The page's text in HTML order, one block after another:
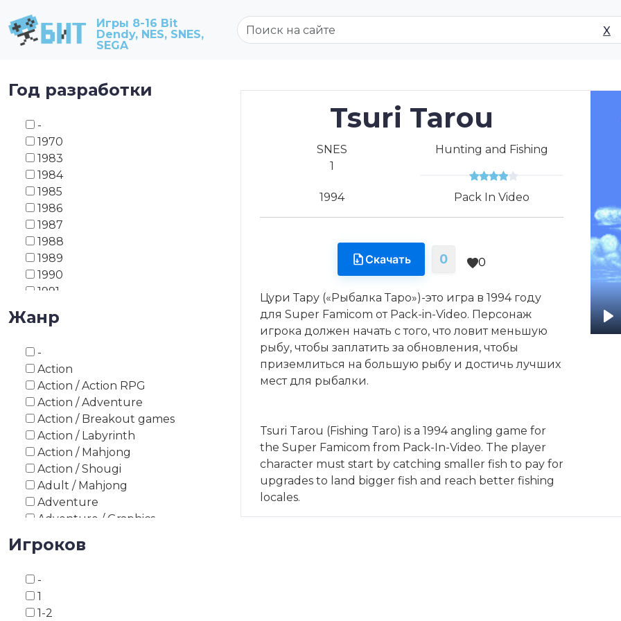
Игры 8-16 Bit
Dendy, NES, SNES,
SEGA
X
Год разработки
-
1970
1983
1984
1985
1986
1987
1988
1989
1990
1991
1993
1995
1996
1997
1998
1999
2000
2003
2008
2010
2012
2014
2017
2018
Жанр
-
Action
Action / Action RPG
Action / Adventure
Action / Breakout games
Action / Labyrinth
Action / Mahjong
Action / Shougi
Adult / Mahjong
Adventure
Adventure / Graphics
Adventure / Survival Horror
Adventure / Visual Novel
Asiatic board game
Игроков
-
1
1-2
Tsuri Tarou
SNES
Hunting and Fishing
1
1994 Pack In Video
Скачать 0 0
Цури Тару («Рыбалка Таро»)-это игра в 1994 году
для Super Famicom от Pack-in-Video. Персонаж
игрока должен начать с того, что ловит меньшую
рыбу, чтобы заплатить за обновления, чтобы
приземлиться на большую рыбу и достичь лучших
мест для рыбалки.
Tsuri Tarou (Fishing Taro) is a 1994 angling game for
the Super Famicom from Pack-In-Video. The player
character must start by catching smaller fish to pay for
upgrades to land bigger fish and reach better fishing
locales.